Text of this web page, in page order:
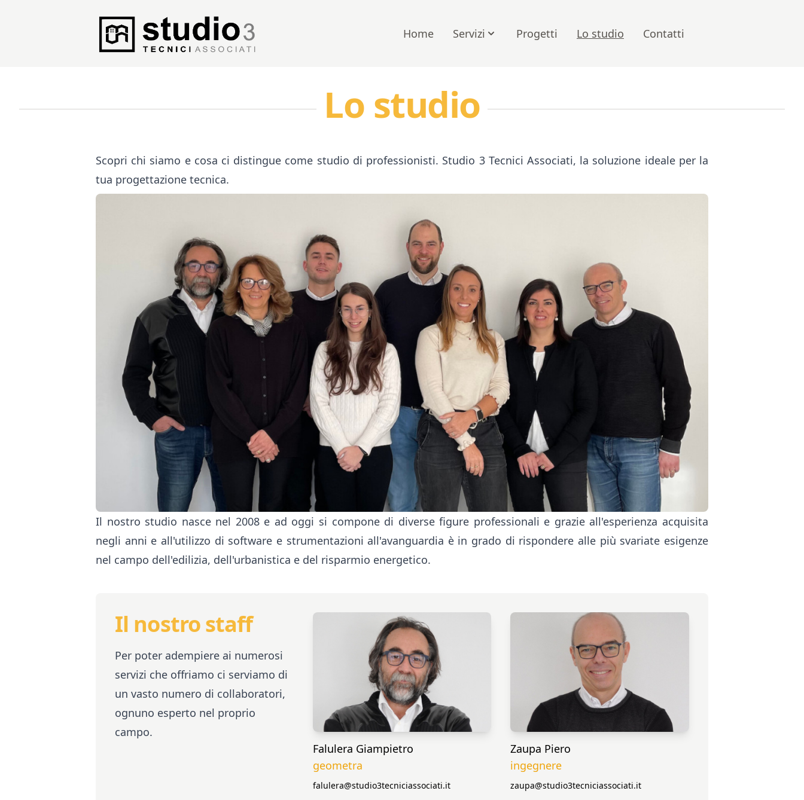
Studio 3 Tecnici Associati Logo
Home Servizi Progetti Lo studio Contatti
Lo studio
Scopri chi siamo e cosa ci distingue come studio di professionisti. Studio 3 Tecnici Associati, la soluzione ideale per la
tua progettazione tecnica.
Il nostro studio nasce nel 2008 e ad oggi si compone di diverse figure professionali e grazie all'esperienza acquisita
negli anni e all'utilizzo di software e strumentazioni all'avanguardia è in grado di rispondere alle più svariate esigenze
nel campo dell'edilizia, dell'urbanistica e del risparmio energetico.
Il nostro staff
Per poter adempiere ai numerosi
servizi che offriamo ci serviamo di
un vasto numero di collaboratori,
ognuno esperto nel proprio
campo.
Falulera Giampietro
geometra
falulera@studio3tecniciassociati.it
Zaupa Piero
ingegnere
zaupa@studio3tecniciassociati.it